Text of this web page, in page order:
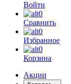
Войти
0
Сравнить
0
Избранное
0
Корзина
Акции